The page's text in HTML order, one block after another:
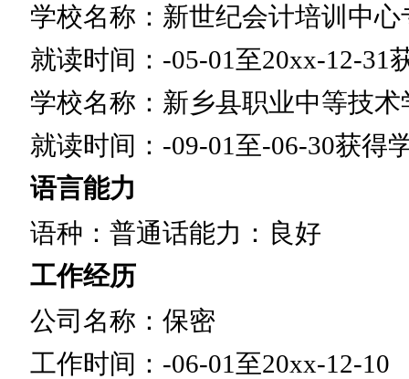
学校名称：新世纪会计培训中
就读时间：-05-01至20xx-12-31
学校名称：新乡县职业中等技
就读时间：-09-01至-06-30获得
语言能力
语种：普通话能力：良好
工作经历
公司名称：保密
工作时间：-06-01至20xx-12-10